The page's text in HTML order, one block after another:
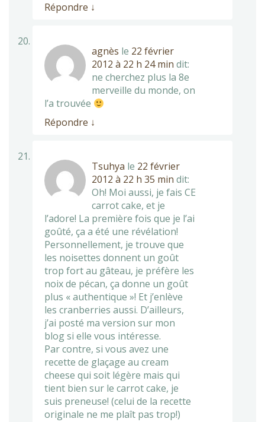
Répondre ↓
agnès le 22 février
2012 à 22 h 24 min dit:
ne cherchez plus la 8e
merveille du monde, on
l’a trouvée
Répondre ↓
Tsuhya le 22 février
2012 à 22 h 35 min dit:
Oh! Moi aussi, je fais CE
carrot cake, et je
l’adore! La première fois que je l’ai
goûté, ça a été une révélation!
Personnellement, je trouve que
les noisettes donnent un goût
trop fort au gâteau, je préfère les
noix de pécan, ça donne un goût
plus « authentique »! Et j’enlève
les cranberries aussi. D’ailleurs,
j’ai posté ma version sur mon
blog si elle vous intéresse.
Par contre, si vous avez une
recette de glaçage au cream
cheese qui soit légère mais qui
tient bien sur le carrot cake, je
suis preneuse! (celui de la recette
originale ne me plaît pas trop!)